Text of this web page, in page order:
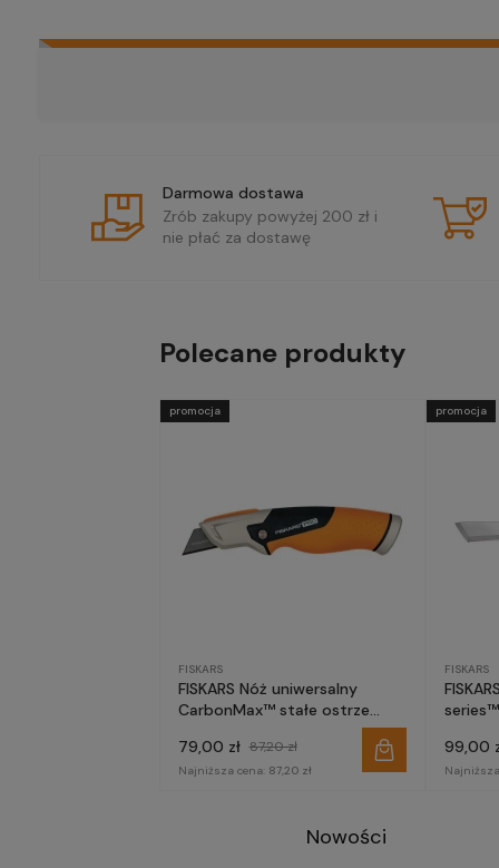
Darmowa dostawa
Zrób zakupy powyżej 200 zł i
nie płać za dostawę
Polecane produkty
FISKARS
FISKARS Nóż uniwersalny
CarbonMax™ stałe ostrze
79,00 zł 87,20 zł
Najniższa cena: 87,20 zł
promocja
FISKARS
99,00
promocja
Nowości